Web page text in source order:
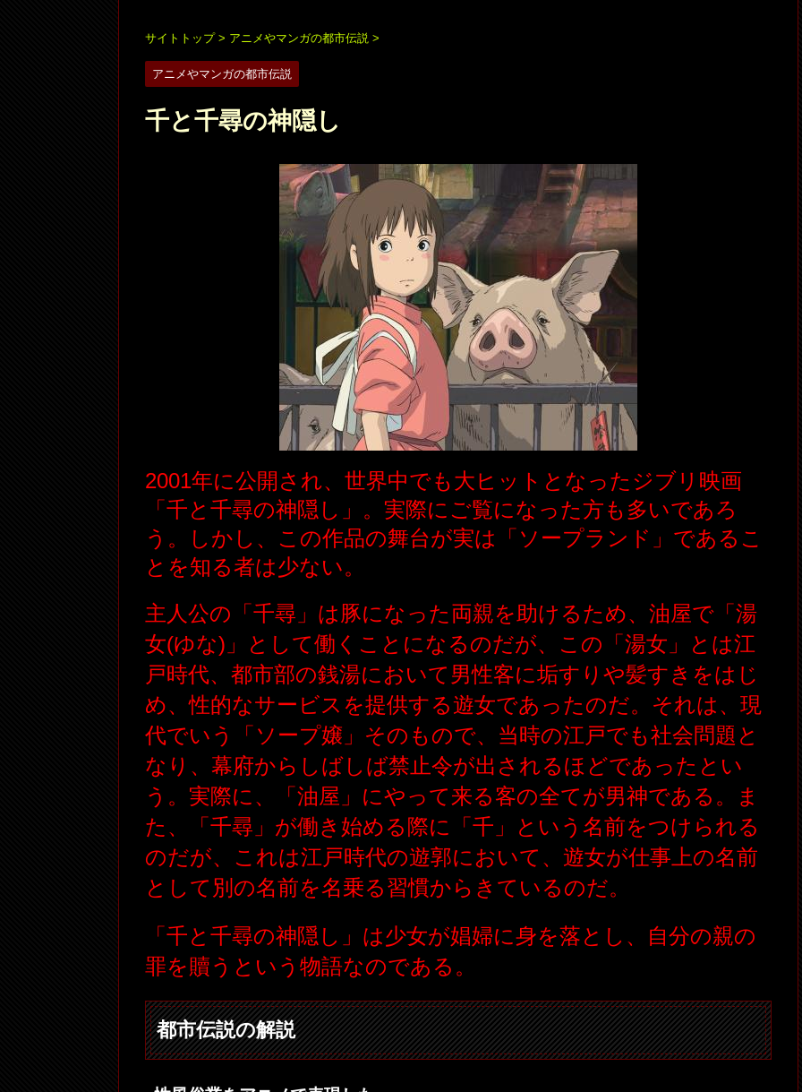
サイトトップ> アニメやマンガの都市伝説 >
アニメやマンガの都市伝説
千と千尋の神隠し
2001年に公開され、世界中でも大ヒットとなったジブリ映画
「千と千尋の神隠し」。実際にご覧になった方も多いであろ
う。しかし、この作品の舞台が実は「ソープランド」であるこ
とを知る者は少ない。
主人公の「千尋」は豚になった両親を助けるため、油屋で「湯
女(ゆな)」として働くことになるのだが、この「湯女」とは江
戸時代、都市部の銭湯において男性客に垢すりや髪すきをはじ
め、性的なサービスを提供する遊女であったのだ。それは、現
代でいう「ソープ嬢」そのもので、当時の江戸でも社会問題と
なり、幕府からしばしば禁止令が出されるほどであったとい
う。実際に、「油屋」にやって来る客の全てが男神である。ま
た、「千尋」が働き始める際に「千」という名前をつけられる
のだが、これは江戸時代の遊郭において、遊女が仕事上の名前
として別の名前を名乗る習慣からきているのだ。
「千と千尋の神隠し」は少女が娼婦に身を落とし、自分の親の
罪を贖うという物語なのである。
都市伝説の解説